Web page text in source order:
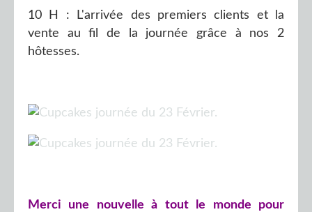
10 H : L'arrivée des premiers clients et la
vente au fil de la journée grâce à nos 2
hôtesses.
Merci une nouvelle à tout le monde pour